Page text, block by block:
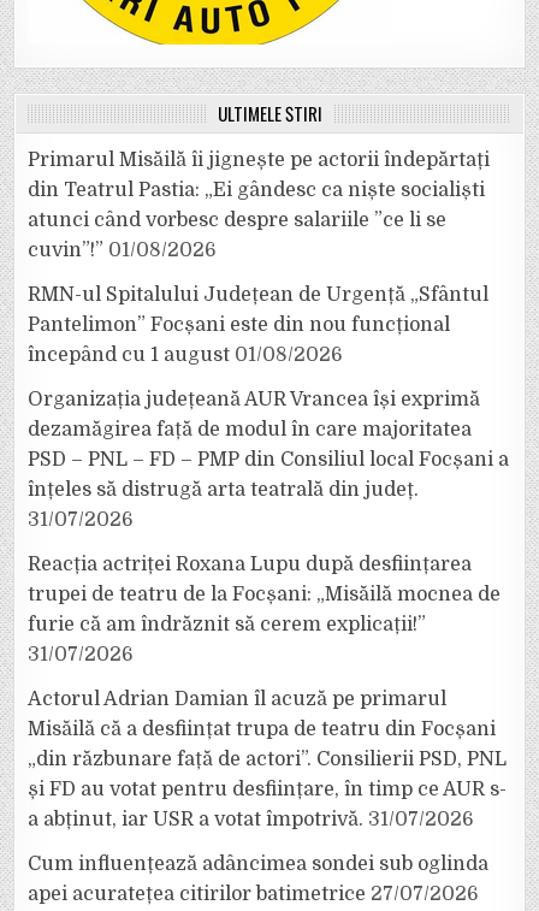
ULTIMELE ȘTIRI
Primarul Misăilă îi jignește pe actorii îndepărtați
din Teatrul Pastia: „Ei gândesc ca niște socialiști
atunci când vorbesc despre salariile ”ce li se
cuvin”!” 01/08/2026
RMN-ul Spitalului Județean de Urgență „Sfântul
Pantelimon” Focșani este din nou funcțional
începând cu 1 august 01/08/2026
Organizația județeană AUR Vrancea își exprimă
dezamăgirea față de modul în care majoritatea
PSD – PNL – FD – PMP din Consiliul local Focșani a
înțeles să distrugă arta teatrală din județ.
31/07/2026
Reacția actriței Roxana Lupu după desființarea
trupei de teatru de la Focșani: „Misăilă mocnea de
furie că am îndrăznit să cerem explicații!”
31/07/2026
Actorul Adrian Damian îl acuză pe primarul
Misăilă că a desființat trupa de teatru din Focșani
„din răzbunare față de actori”. Consilierii PSD, PNL
și FD au votat pentru desființare, în timp ce AUR s-
a abținut, iar USR a votat împotrivă. 31/07/2026
Cum influențează adâncimea sondei sub oglinda
apei acuratețea citirilor batimetrice 27/07/2026